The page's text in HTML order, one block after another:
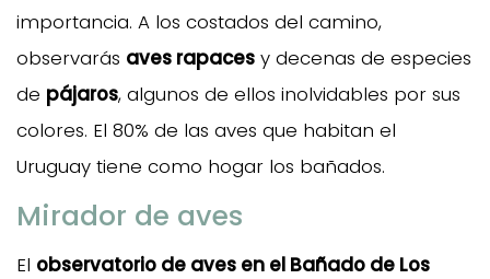
importancia. A los costados del camino,
observarás aves rapaces y decenas de especies
de pájaros, algunos de ellos inolvidables por sus
colores. El 80% de las aves que habitan el
Uruguay tiene como hogar los bañados.
Mirador de aves
El observatorio de aves en el Bañado de Los